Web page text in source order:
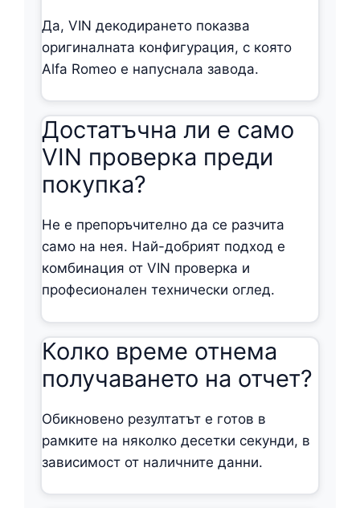
Да, VIN декодирането показва
оригиналната конфигурация, с която
Alfa Romeo е напуснала завода.
Достатъчна ли е само
VIN проверка преди
покупка?
Не е препоръчително да се разчита
само на нея. Най-добрият подход е
комбинация от VIN проверка и
професионален технически оглед.
Колко време отнема
получаването на отчет?
Обикновено резултатът е готов в
рамките на няколко десетки секунди, в
зависимост от наличните данни.